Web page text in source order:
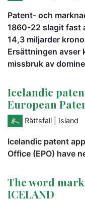
Patent- och
1860-22 slagit fast
14,3 miljarder
Ersättningen avser
missbruk av
Icelandic
European
Rättsfall | Island
Icelandic patent
Office (EPO) have
The word
ICELAND